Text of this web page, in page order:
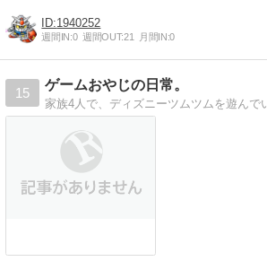
1940252
週間IN:0 週間OUT:21 月間IN:0
15
ゲームおやじの日常。